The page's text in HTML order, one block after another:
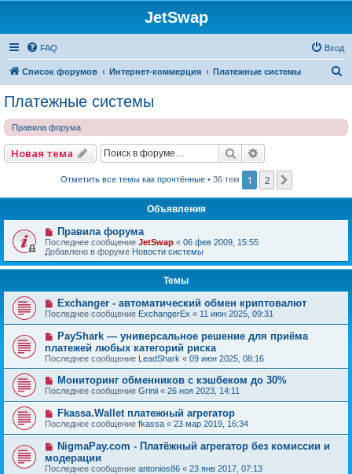
JetSwap
FAQ Вход
Список форумов Интернет-коммерция Платежные системы
Платежные системы
Правила форума
Новая тема Поиск
Отметить все темы как прочтённые• 36 тем 1 2
Объявления
Правила форума
Последнее сообщение JetSwap « 06 фев 2009, 15:55
Добавлено в форуме Новости системы
Темы
Exchanger - автоматический обмен криптовалют
Последнее сообщение ExchangerEx « 11 июн 2025, 09:31
PayShark — универсальное решение для приёма
платежей любых категорий риска
Последнее сообщение LeadShark « 09 июн 2025, 08:16
Мониторинг обменников с кэшбеком до 30%
Последнее сообщение Grinii « 26 ноя 2023, 14:11
Fkassa.Wallet платежный агрегатор
Последнее сообщение fkassa « 23 мар 2019, 16:34
NigmaPay.com - Платёжный агрегатор без комиссии и
модерации
Последнее сообщение antonios86 « 23 янв 2017, 07:13